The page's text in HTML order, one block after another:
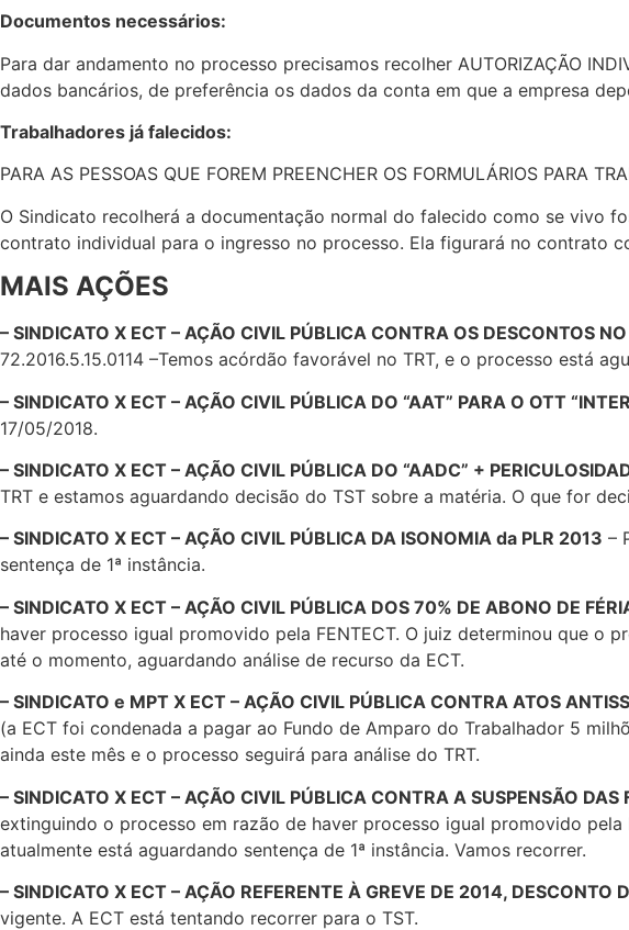
Documentos necessários:
Para dar andamento no processo precisamos recolher AUTORIZAÇÃO
dados bancários, de preferência os dados da conta em que a empresa
Trabalhadores já falecidos:
PARA AS PESSOAS QUE FOREM PREENCHER OS FORMULÁRIOS PARA
O Sindicato recolherá a documentação normal do falecido como se vivo
contrato individual para o ingresso no processo. Ela figurará no contrato
MAIS AÇÕES
– SINDICATO X ECT – AÇÃO CIVIL PÚBLICA CONTRA OS DESCONTOS
72.2016.5.15.0114 –Temos acórdão favorável no TRT, e o processo está
– SINDICATO X ECT – AÇÃO CIVIL PÚBLICA DO “AAT” PARA O OTT
17/05/2018.
– SINDICATO X ECT – AÇÃO CIVIL PÚBLICA DO “AADC” +
TRT e estamos aguardando decisão do TST sobre a matéria. O que for
– SINDICATO X ECT – AÇÃO CIVIL PÚBLICA DA ISONOMIA da PLR 2013 –
sentença de 1ª instância.
– SINDICATO X ECT – AÇÃO CIVIL PÚBLICA DOS 70% DE ABONO DE
haver processo igual promovido pela FENTECT. O juiz determinou que o
até o momento, aguardando análise de recurso da ECT.
– SINDICATO e MPT X ECT – AÇÃO CIVIL PÚBLICA CONTRA ATOS
(a ECT foi condenada a pagar ao Fundo de Amparo do Trabalhador 5
ainda este mês e o processo seguirá para análise do TRT.
– SINDICATO X ECT – AÇÃO CIVIL PÚBLICA CONTRA A SUSPENSÃO DAS
extinguindo o processo em razão de haver processo igual promovido
atualmente está aguardando sentença de 1ª instância. Vamos recorrer.
– SINDICATO X ECT – AÇÃO REFERENTE À GREVE DE 2014, DESCONTO
vigente. A ECT está tentando recorrer para o TST.